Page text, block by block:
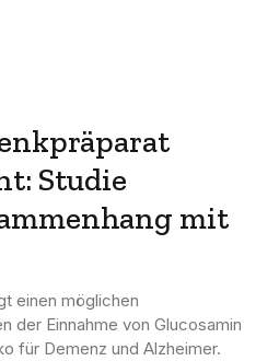
Studie
mit
einen möglichen
der Einnahme von Glucosamin
für Demenz und Alzheimer.